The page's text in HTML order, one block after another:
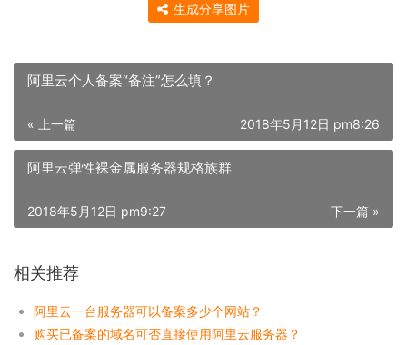
生成分享图片
阿里云个人备案“备注”怎么填？
« 上一篇 2018年5月12日 pm8:26
阿里云弹性裸金属服务器规格族群
下一篇 »
2018年5月12日 pm9:27
相关推荐
阿里云一台服务器可以备案多少个网站？
购买已备案的域名可否直接使用阿里云服务器？